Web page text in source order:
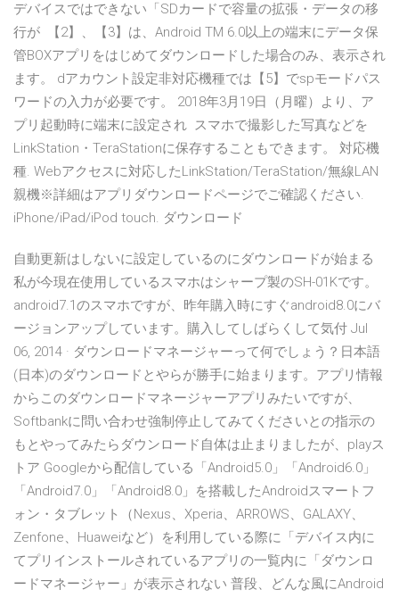
デバイスではできない「SDカードで容量の拡張・データの移
行が 【2】、【3】は、Android TM 6.0以上の端末にデータ保
管BOXアプリをはじめてダウンロードした場合のみ、表示され
ます。 dアカウント設定非対応機種では【5】でspモードパス
ワードの入力が必要です。 2018年3月19日（月曜）より、ア
プリ起動時に端末に設定され スマホで撮影した写真などを
LinkStation・TeraStationに保存することもできます。 対応機
種. Webアクセスに対応したLinkStation/TeraStation/無線LAN
親機※詳細はアプリダウンロードページでご確認ください.
iPhone/iPad/iPod touch. ダウンロード
自動更新はしないに設定しているのにダウンロードが始まる
私が今現在使用しているスマホはシャープ製のSH-01Kです。
android7.1のスマホですが、昨年購入時にすぐandroid8.0にバ
ージョンアップしています。購入してしばらくして気付 Jul
06, 2014 · ダウンロードマネージャーって何でしょう？日本語
(日本)のダウンロードとやらが勝手に始まります。アプリ情報
からこのダウンロードマネージャーアプリみたいですが、
Softbankに問い合わせ強制停止してみてくださいとの指示の
もとやってみたらダウンロード自体は止まりましたが、playス
トア Googleから配信している「Android5.0」「Android6.0」
「Android7.0」「Android8.0」を搭載したAndroidスマートフ
ォン・タブレット（Nexus、Xperia、ARROWS、GALAXY、
Zenfone、Huaweiなど）を利用している際に「デバイス内に
てプリインストールされているアプリの一覧内に「ダウンロ
ードマネージャー」が表示されない 普段、どんな風にAndroid